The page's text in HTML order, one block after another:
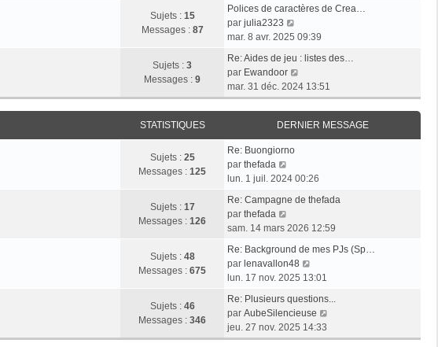
s
m
s
s
g
e
d
e
r
i
e
r
e
s
g
r
l
e
d
e
r
n
i
e
r
m
s
s
g
Sujets : 15
Messages : 87
Polices de caractères de Crea…
par julia2323
o
r
l
e
e
e
m
s
s
a
g
mar. 8 avr. 2025 09:39
Sujets : 3
Messages : 9
Re: Aides de jeu : listes des…
par Ewandoor
o
i
r
l
e
r
n
e
m
e
s
s
a
g
e
mar. 31 déc. 2024 13:51
STATISTIQUES DERNIER MESSAGE
Sujets : 25
Messages : 125
Re: Buongiorno
par thefada
o
r
e
d
e
r
i
e
r
lun. 1 juil. 2024 00:26
Sujets : 17
Messages : 126
Re: Campagne de thefada
par thefada
o
r
l
e
d
e
r
n
sam. 14 mars 2026 12:59
Sujets : 48
Messages : 675
Re: Background de mes PJs (Sp…
par lenavallon48
o
r
l
e
lun. 17 nov. 2025 13:01
Sujets : 46
Messages : 346
Re: Plusieurs questions...
par AubeSilencieuse
i
jeu. 27 nov. 2025 14:33